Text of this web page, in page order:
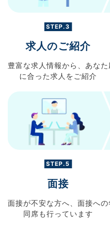
STEP.3
求人のご紹介
豊富な求人情報から、 あなた
に合った求人を ご紹介
STEP.5
面接
面接が不安な方へ、 面接への
同席も行っています